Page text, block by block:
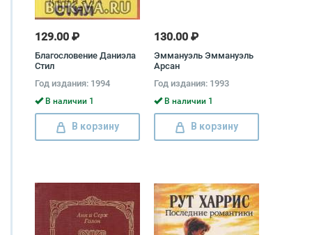
129.00 ₽
Благословение Даниэла
Стил
Год издания: 1994
В наличии 1
В корзину
130.00 ₽
Эммануэль Эммануэль
Арсан
Год издания: 1993
В наличии 1
В корзину